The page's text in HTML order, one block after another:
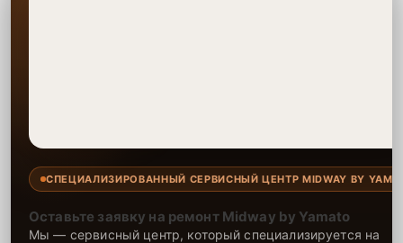
СПЕЦИАЛИЗИРОВАННЫЙ СЕРВИСНЫЙ ЦЕНТР MIDWAY BY
Оставьте заявку на ремонт Midway by Yamato
Мы — сервисный центр, который специализируется на